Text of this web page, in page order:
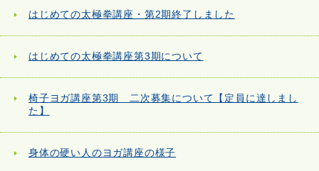
はじめての太極拳講座・第2期終了しました
はじめての太極拳講座第3期について
椅子ヨガ講座第3期 二次募集について【定員に達しまし
た】
身体の硬い人のヨガ講座の様子